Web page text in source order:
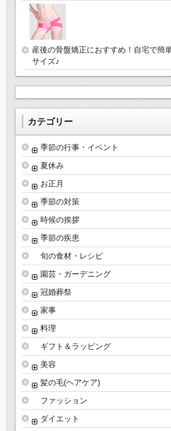
産後の骨盤矯正におすすめ！自宅で簡
サイズ♪
カテゴリー
季節の行事・イベント
夏休み
お正月
季節の対策
時候の挨拶
季節の疾患
旬の食材・レシピ
園芸・ガーデニング
冠婚葬祭
家事
料理
ギフト＆ラッピング
美容
髪の毛(ヘアケア)
ファッション
ダイエット